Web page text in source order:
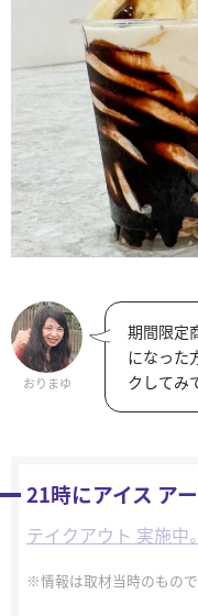
おりまゆ
期間限定
になった
クしてみ
21時にアイス ア
テイクアウト 実施中。
情報は取材当時のもの